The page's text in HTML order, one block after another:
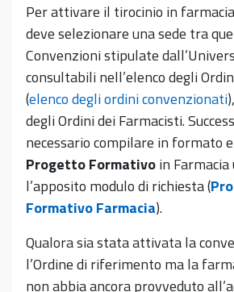
Per attivare il tirocinio in
deve selezionare una sede tra
Convenzioni stipulate
consultabili nell’elenco degli
(elenco degli ordini convenzionati
degli Ordini dei Farmacisti.
necessario compilare in formato
Progetto Formativoin
l’apposito modulo di richiesta (
Formativo Farmacia).
Qualora sia stata attivata la
l’Ordine di riferimento ma la
non abbia ancora provveduto